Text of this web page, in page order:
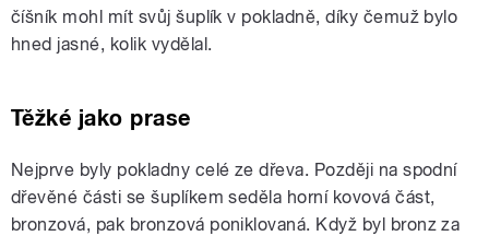
číšník mohl mít svůj šuplík v pokladně, díky čemuž bylo
hned jasné, kolik vydělal.
Těžké jako prase
Nejprve byly pokladny celé ze dřeva. Později na spodní
dřevěné části se šuplíkem seděla horní kovová část,
bronzová, pak bronzová poniklovaná. Když byl bronz za